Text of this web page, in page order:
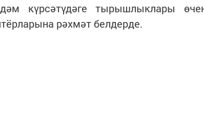
күрсәтүдәге тырышлыклары
рәхмәт белдерде.